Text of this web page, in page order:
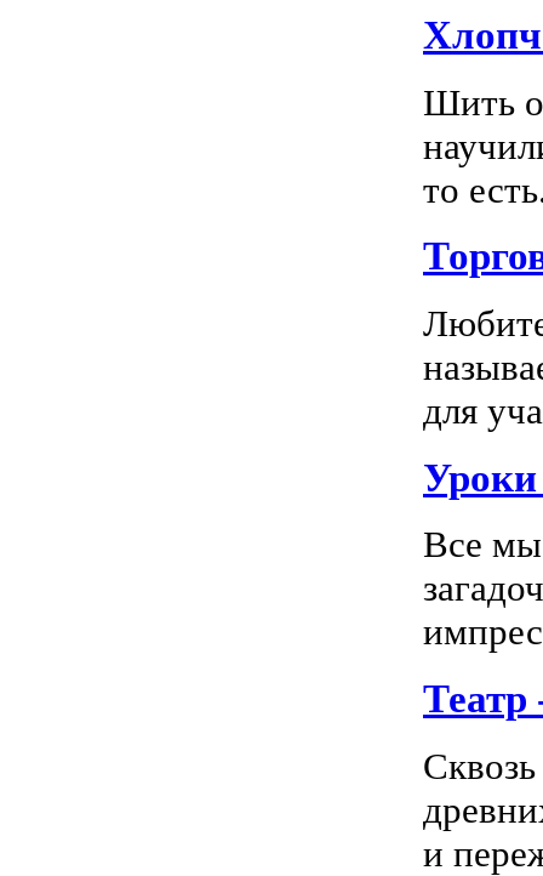
Шить
то
для
Уроки
Все
и